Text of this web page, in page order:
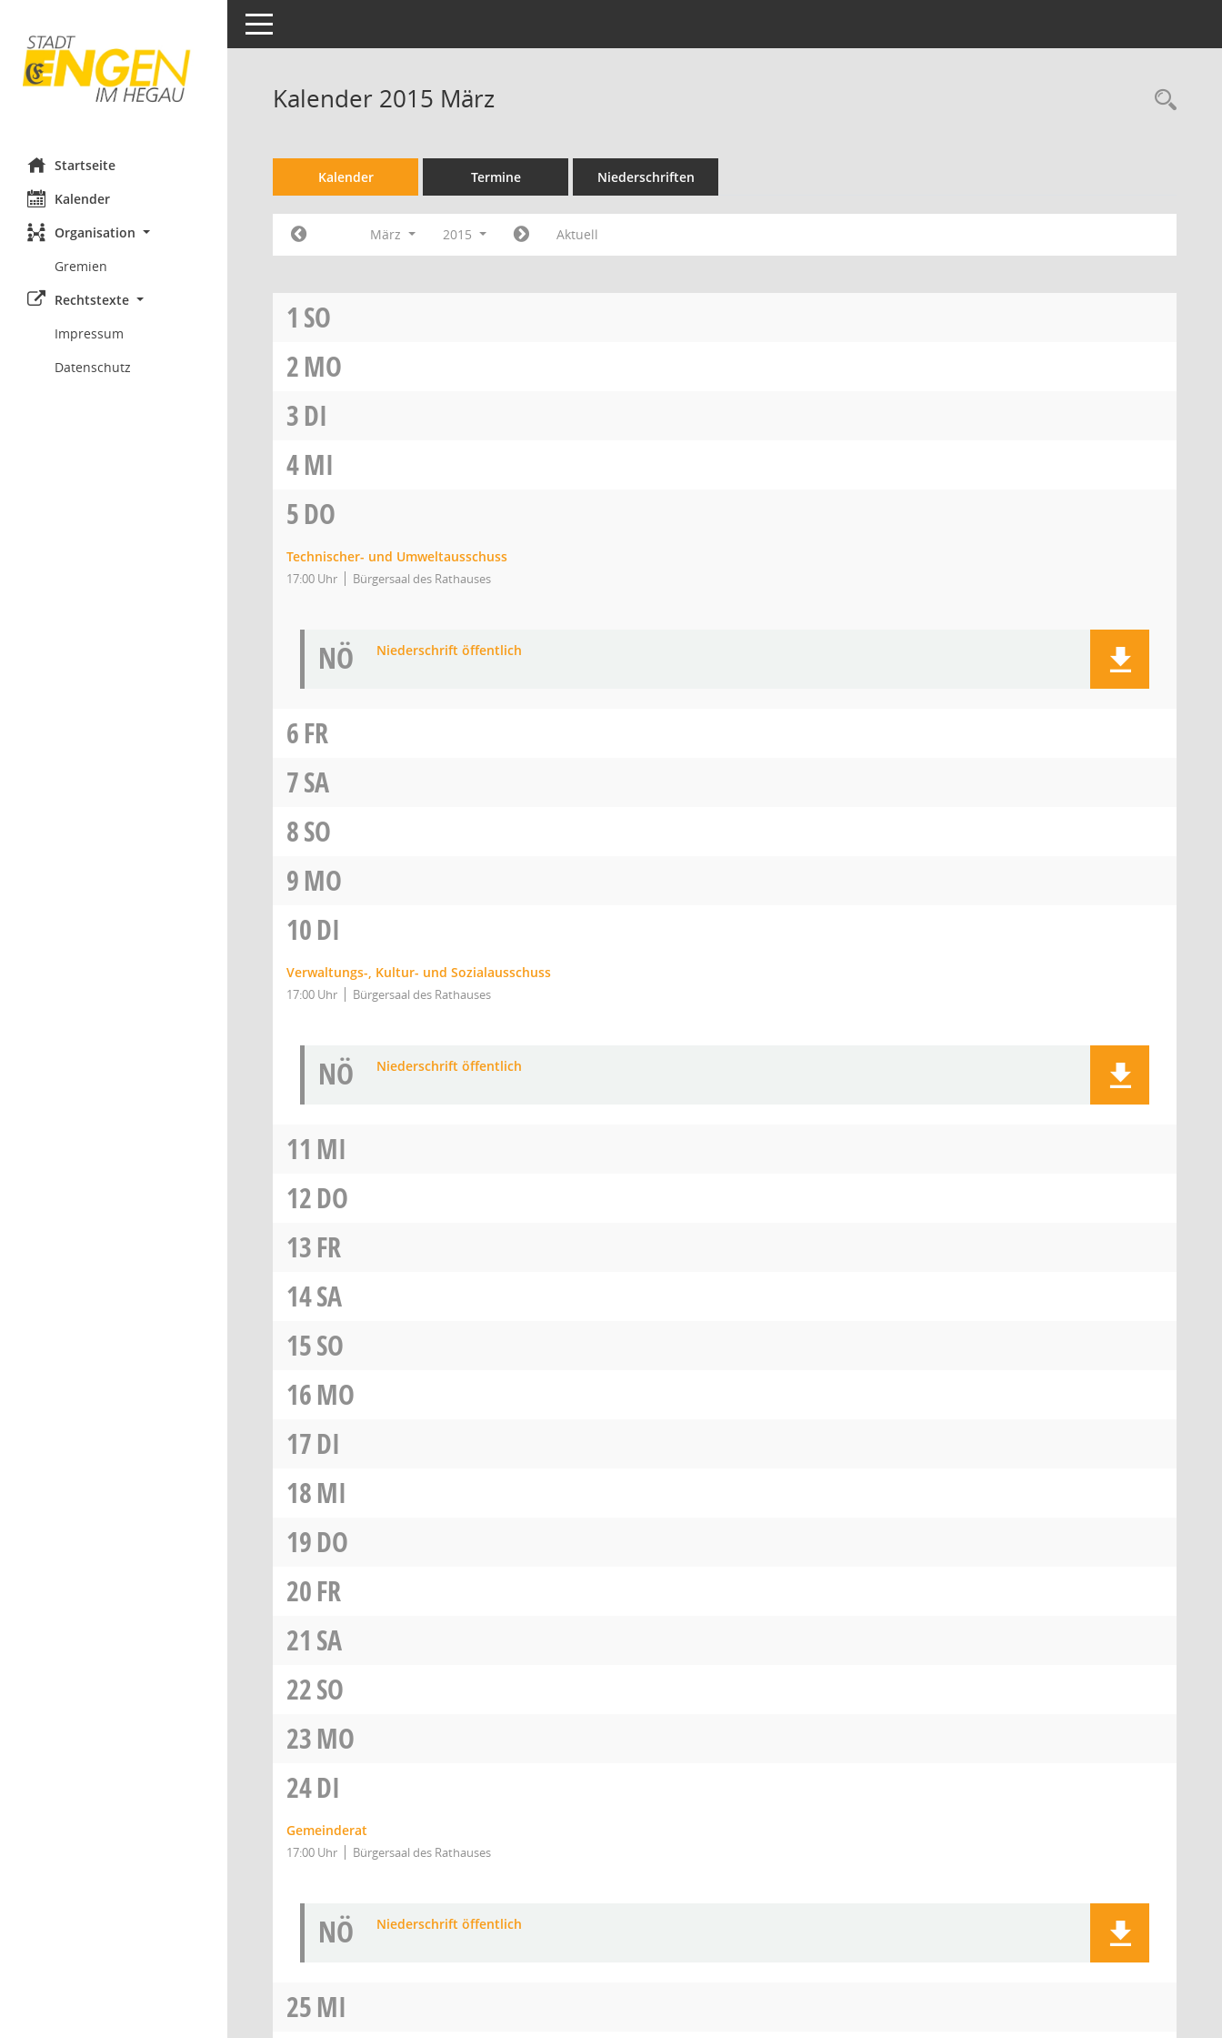
Startseite
Kalender
Organisation
Gremien
Rechtstexte
Impressum
Datenschutz
Toggle navigation
Kalender 2015 März
Kalender Termine Niederschriften
März 2015 Aktuell
1 SO
2MO
3DI
4MI
5DO
Technischer- und Umweltausschuss
17:00 Uhr Bürgersaal des Rathauses
NÖ Niederschrift öffentlich
6FR
7SA
8SO
9MO
10DI
Verwaltungs-, Kultur- und Sozialausschuss
17:00 Uhr Bürgersaal des Rathauses
NÖ Niederschrift öffentlich
11 MI
12DO
13FR
14SA
15SO
16MO
17DI
18MI
19DO
20FR
21 SA
22SO
23MO
24DI
Gemeinderat
17:00 Uhr Bürgersaal des Rathauses
NÖ Niederschrift öffentlich
25MI